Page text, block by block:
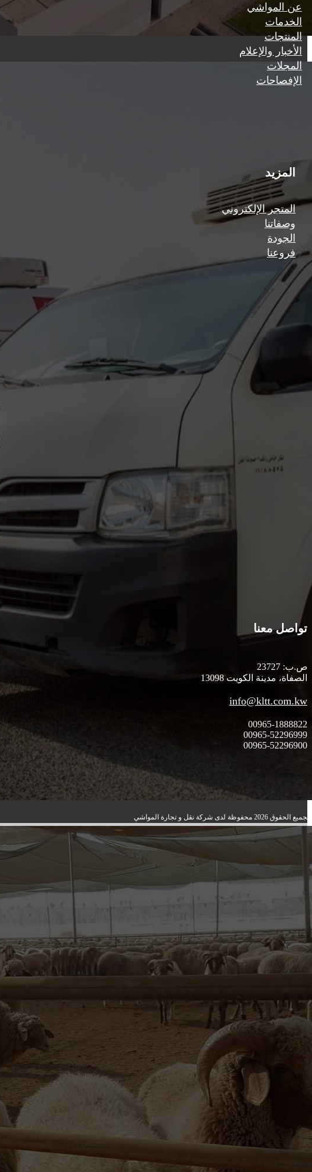
عن المواشي
الخدمات
المنتجات
الأخبار والإعلام
المجلات
الإفصاحات
المزيد
المتجر الإلكتروني
وصفاتنا
الجودة
فروعنا
تواصل معنا
ص.ب: 23727
الصفاة، مدينة الكويت 13098
info@kltt.com.kw
00965-1888822
00965-52296999
00965-52296900
‍‍جميع الحقوق 2026 محفوظة لدى شركة نقل و تجارة المواشي